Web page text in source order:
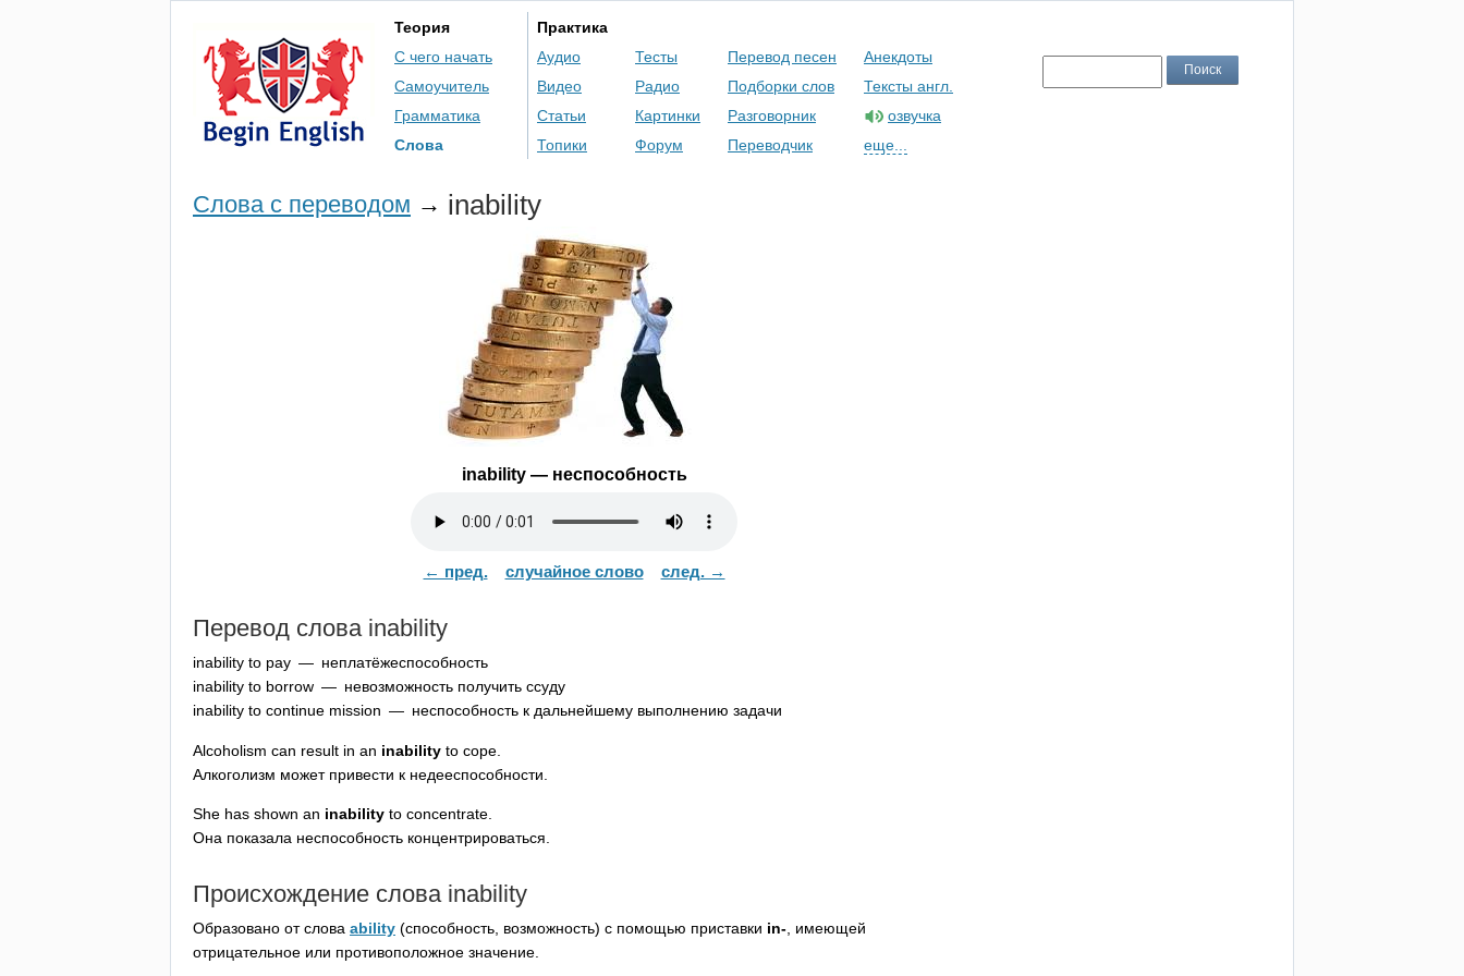
Теория
С чего начать
Самоучитель
Грамматика
Слова
Практика
Аудио
Видео
Статьи
Топики
Тесты
Радио
Картинки
Форум
Перевод песен
Подборки слов
Разговорник
Переводчик
Анекдоты
Тексты англ.
озвучка
еще...
Слова с переводом → inability
inability— неспособность
← пред. случайное слово след. →
Перевод слова inability
inability to pay — неплатёжеспособность
inability to borrow — невозможность получить ссуду
inability to continue mission — неспособность к дальнейшему выполнению задачи
Alcoholism can result in an inability to cope
Алкоголизм может привести к недееспособности.
She has shown an inability to concentrate
Она показала неспособность концентрироваться.
Происхождение слова inability
Образовано от слова ability (способность, возможность) с помощью приставки in-, имеющей
отрицательное или противоположное значение.